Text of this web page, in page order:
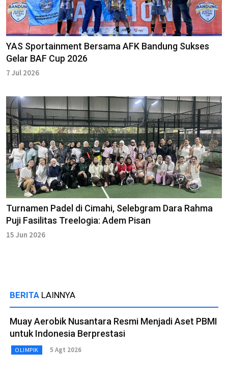
YAS Sportainment Bersama AFK Bandung Sukses
Gelar BAF Cup 2026
7 Jul 2026
Turnamen Padel di Cimahi, Selebgram Dara Rahma
Puji Fasilitas Treelogia: Adem Pisan
15 Jun 2026
BERITA LAINNYA
Muay Aerobik Nusantara Resmi Menjadi Aset PBMI
untuk Indonesia Berprestasi
OLIMPIK 5 Agt 2026